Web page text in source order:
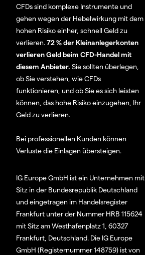
CFDs sind komplexe Instrumente und
gehen wegen der Hebelwirkung mit dem
hohen Risiko einher, schnell Geld zu
verlieren.72 % der Kleinanlegerkonten
verlieren Geld beim CFD-Handel mit
diesem Anbieter. Sie sollten überlegen,
ob Sie verstehen, wie CFDs
funktionieren, und ob Sie es sich leisten
können, das hohe Risiko einzugehen, Ihr
Geld zu verlieren.
Bei professionellen Kunden können
Verluste die Einlagen übersteigen.
IG Europe GmbH ist ein Unternehmen mit
Sitz in der Bundesrepublik Deutschland
und eingetragen im Handelsregister
Frankfurt unter der Nummer HRB 115624
mit Sitz am Westhafenplatz 1, 60327
Frankfurt, Deutschland. Die IG Europe
GmbH (Registernummer 148759) ist von